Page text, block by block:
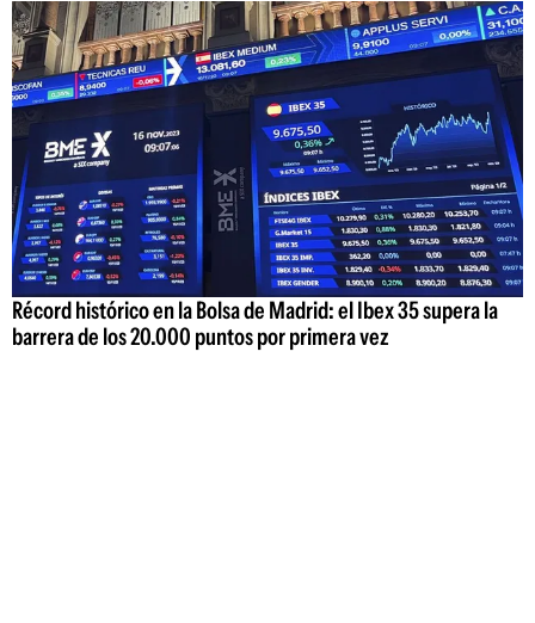
Récord histórico en la Bolsa de Madrid: el Ibex 35 supera la
barrera de los 20.000 puntos por primera vez